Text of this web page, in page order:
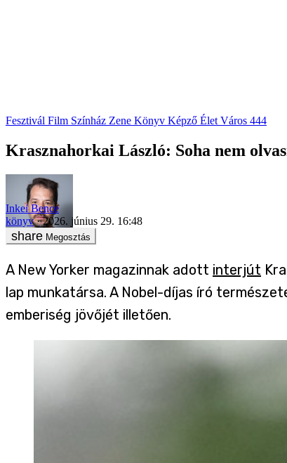
Fesztivál Film Színház Zene Könyv Képző Élet Város 444
Krasznahorkai László: Soha nem
Inkei Bence
könyv
2026. június 29. 16:48
Megosztás
A New Yorker magazinnak adott interjút
lap munkatársa. A Nobel-díjas író
emberiség jövőjét illetően.